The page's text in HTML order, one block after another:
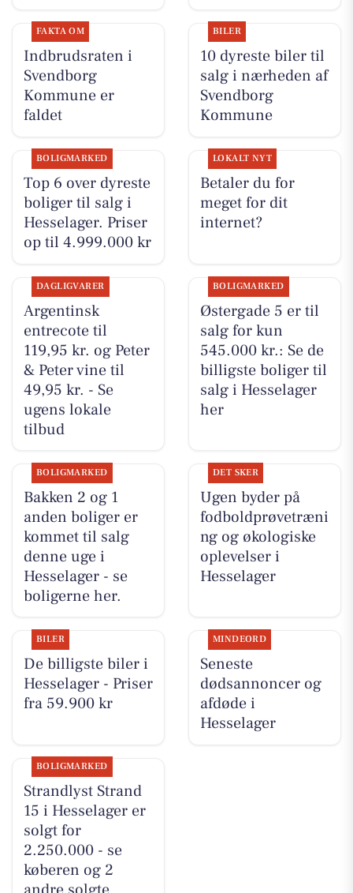
FAKTA OM
Indbrudsraten i
Svendborg
Kommune er
faldet
BILER
10 dyreste biler til
salg i nærheden af
Svendborg
Kommune
BOLIGMARKED
Top 6 over dyreste
boliger til salg i
Hesselager. Priser
op til 4.999.000 kr
LOKALT NYT
Betaler du for
meget for dit
internet?
DAGLIGVARER
Argentinsk
entrecote til
119,95 kr. og Peter
& Peter vine til
49,95 kr. - Se
ugens lokale
tilbud
BOLIGMARKED
Østergade 5 er til
salg for kun
545.000 kr.: Se de
billigste boliger til
salg i Hesselager
her
BOLIGMARKED
Bakken 2 og 1
anden boliger er
kommet til salg
denne uge i
Hesselager - se
boligerne her.
DET SKER
Ugen byder på
fodboldprøvetræni
ng og økologiske
oplevelser i
Hesselager
BILER
De billigste biler i
Hesselager - Priser
fra 59.900 kr
MINDEORD
Seneste
dødsannoncer og
afdøde i
Hesselager
BOLIGMARKED
Strandlyst Strand
15 i Hesselager er
solgt for
2.250.000 - se
køberen og 2